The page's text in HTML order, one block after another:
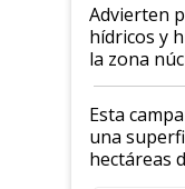
Advierten
hídricos y
la zona
Esta
una
hectáreas